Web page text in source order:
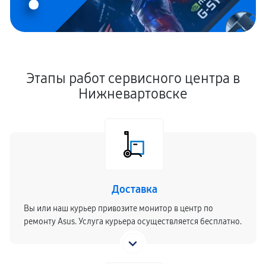
Этапы работ сервисного центра в
Нижневартовске
Доставка
Вы или наш курьер привозите монитор в центр по
ремонту Asus. Услуга курьера осуществляется бесплатно.